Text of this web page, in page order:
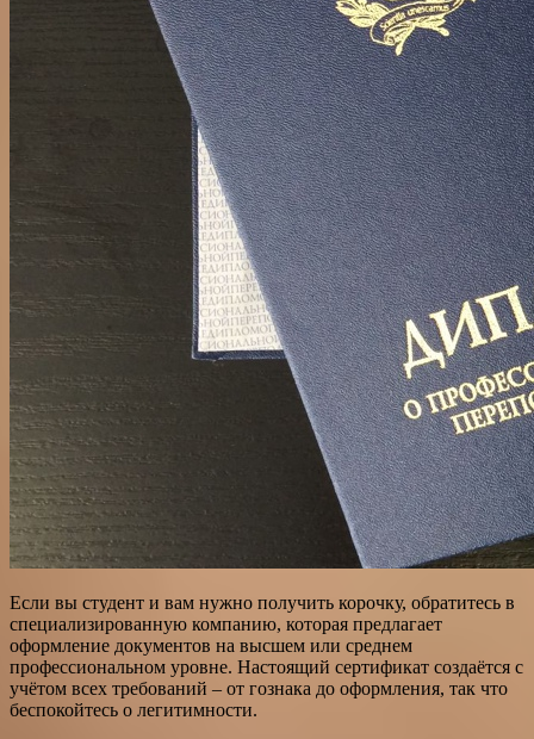
Если вы студент и вам нужно получить корочку, обратитесь в
специализированную компанию, которая предлагает
оформление документов на высшем или среднем
профессиональном уровне. Настоящий сертификат создаётся с
учётом всех требований – от гознака до оформления, так что
беспокойтесь о легитимности.